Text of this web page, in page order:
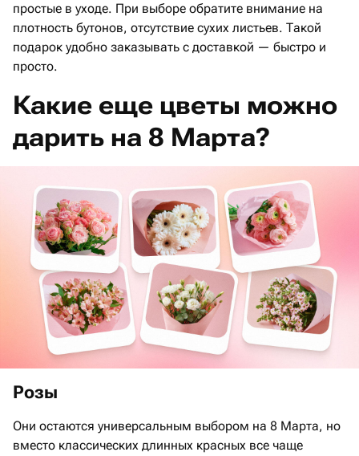
простые в уходе. При выборе обратите внимание на
плотность бутонов, отсутствие сухих листьев. Такой
подарок удобно заказывать с доставкой — быстро и
просто.
Какие еще цветы можно
дарить на 8 Марта?
Розы
Они остаются универсальным выбором на 8 Марта, но
вместо классических длинных красных все чаще